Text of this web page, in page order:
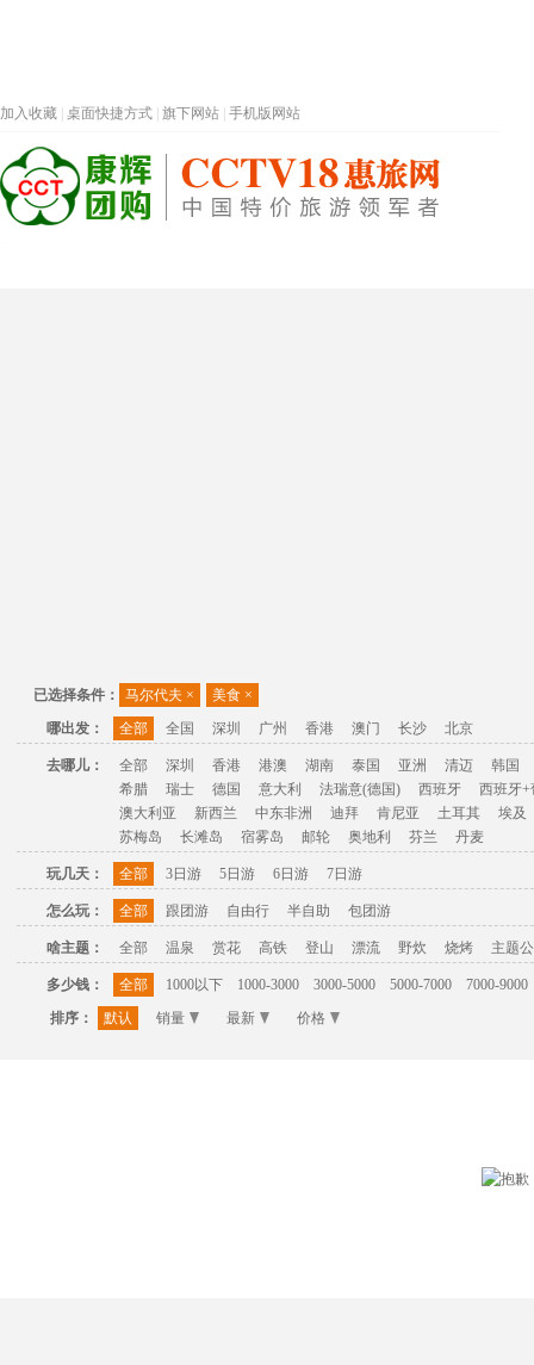
加入收藏 桌面快捷方式 旗下网站 手机版网站
已选择条件： 马尔代夫 × 美食 ×
哪出发：
全部 全国 深圳 广州 香港 澳门 长沙 北京
去哪儿： 全部 深圳 香港 港澳 湖南 泰国 亚洲 清迈
韩国
希腊
瑞士 德国 意大利 法瑞意(德国) 西班牙
西班牙+
澳大利亚
新西兰 中东非洲 迪拜 肯尼亚 土耳其
埃及
苏梅岛
长滩岛 宿雾岛 邮轮 奥地利 芬兰 丹麦
玩几天： 全部 3日游 5日游 6日游 7日游
怎么玩： 全部 跟团游 自由行 半自助 包团游
啥主题： 全部 温泉 赏花 高铁 登山 漂流 野炊 烧烤 主题
多少钱： 全部 1000以下 1000-3000 3000-5000 5000-7000
7000-9000
排序：
默认 销量 最新 价格